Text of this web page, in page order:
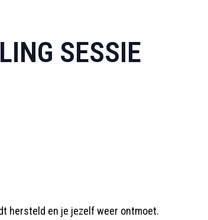
SESSIE
hersteld en je jezelf weer ontmoet.